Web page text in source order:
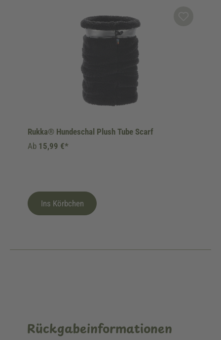
Rukka® Hundeschal Plush Tube Scarf
Ab 15,99 €*
Ins Körbchen
Rückgabeinformationen